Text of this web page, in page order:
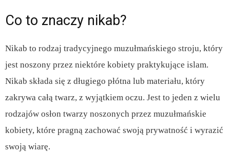
Co to znaczy nikab?
Nikab to rodzaj tradycyjnego muzułmańskiego stroju, który
jest noszony przez niektóre kobiety praktykujące islam.
Nikab składa się z długiego płótna lub materiału, który
zakrywa całą twarz, z wyjątkiem oczu. Jest to jeden z wielu
rodzajów osłon twarzy noszonych przez muzułmańskie
kobiety, które pragną zachować swoją prywatność i wyrazić
swoją wiarę.